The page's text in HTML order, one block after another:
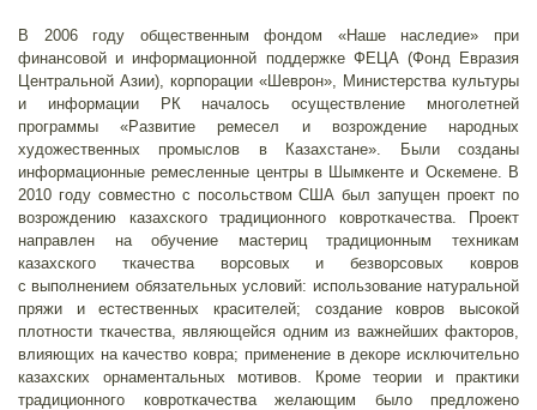
В 2006 году общественным фондом «Наше наследие» при
финансовой и информационной поддержке ФЕЦА (Фонд Евразия
Центральной Азии), корпорации «Шеврон», Министерства культуры
и информации РК началось осуществление многолетней
программы «Развитие ремесел и возрождение народных
художественных промыслов в Казахстане». Были созданы
информационные ремесленные центры в Шымкенте и Оскемене. В
2010 году совместно с посольством США был запущен проект по
возрождению казахского традиционного ковроткачества. Проект
направлен на обучение мастериц традиционным техникам
казахского ткачества ворсовых и безворсовых ковров
с выполнением обязательных условий: использование натуральной
пряжи и естественных красителей; создание ковров высокой
плотности ткачества, являющейся одним из важнейших факторов,
влияющих на качество ковра; применение в декоре исключительно
казахских орнаментальных мотивов. Кроме теории и практики
традиционного ковроткачества желающим было предложено